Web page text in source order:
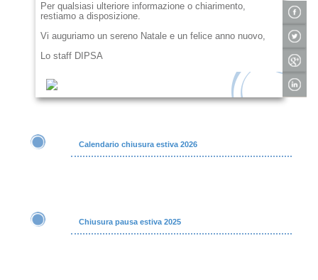
Per qualsiasi ulteriore informazione o chiarimento,
restiamo a disposizione.
Vi auguriamo un sereno Natale e un felice anno nuovo,
Lo staff DIPSA
Calendario chiusura estiva 2026
Chiusura pausa estiva 2025